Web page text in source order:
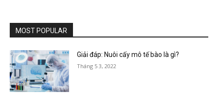
MOST POPULAR
Giải đáp: Nuôi cấy mô tế bào là gì?
Tháng 5 3, 2022